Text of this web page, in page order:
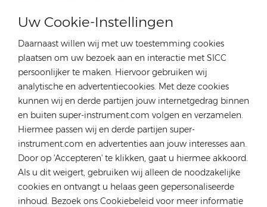
Uw Cookie-Instellingen
Daarnaast willen wij met uw toestemming cookies
plaatsen om uw bezoek aan en interactie met SICC
persoonlijker te maken. Hiervoor gebruiken wij
analytische en advertentiecookies. Met deze cookies
kunnen wij en derde partijen jouw internetgedrag binnen
en buiten super-instrument.com volgen en verzamelen.
Hiermee passen wij en derde partijen super-
instrument.com en advertenties aan jouw interesses aan.
Door op 'Accepteren' te klikken, gaat u hiermee akkoord.
Als u dit weigert, gebruiken wij alleen de noodzakelijke
cookies en ontvangt u helaas geen gepersonaliseerde
inhoud. Bezoek ons Cookiebeleid voor meer informatie
Long, Hong Kong
Vietnam
Tel :+84 522 038 896
Kantoor :102 Phung Van Cung Street,Ward 7,
Phu Nhuan District, HoChi
Magazijn :263 Go O Moi, Phu Thuan, District
7, Ho Chi Minh City, Vietnam
Polen
Tel : +48 735 668 999
E-mail :anna@rongstar.com